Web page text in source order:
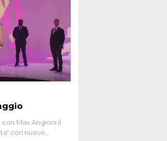
Max Angioni il
con nuove